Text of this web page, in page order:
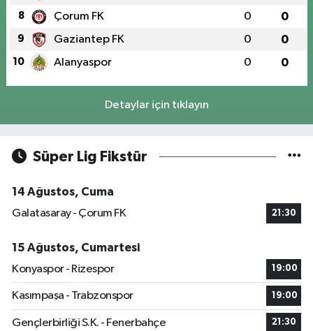
8 Çorum FK 0 0
9 Gaziantep FK 0 0
10 Alanyaspor 0 0
Detaylar için tıklayın
Süper Lig Fikstür
14 Ağustos, Cuma
Galatasaray - Çorum FK
21:30
15 Ağustos, Cumartesi
Konyaspor - Rizespor
19:00
Kasımpaşa - Trabzonspor 19:00
Gençlerbirliği S.K. - Fenerbahçe 21:30